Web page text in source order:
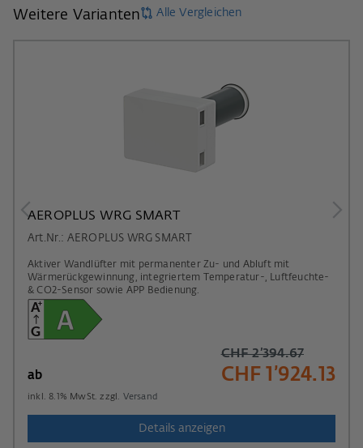
Weitere Varianten Alle Vergleichen
AEROPLUS WRG SMART
Art.Nr.: AEROPLUS WRG SMART
Aktiver Wandlüfter mit permanenter Zu- und Abluft mit
Wärmerückgewinnung, integriertem Temperatur-, Luftfeuchte-
& CO2-Sensor sowie APP Bedienung.
ab
CHF 2’394.67
CHF 1’924.13
inkl. 8.1% MwSt. zzgl. Versand
Details anzeigen